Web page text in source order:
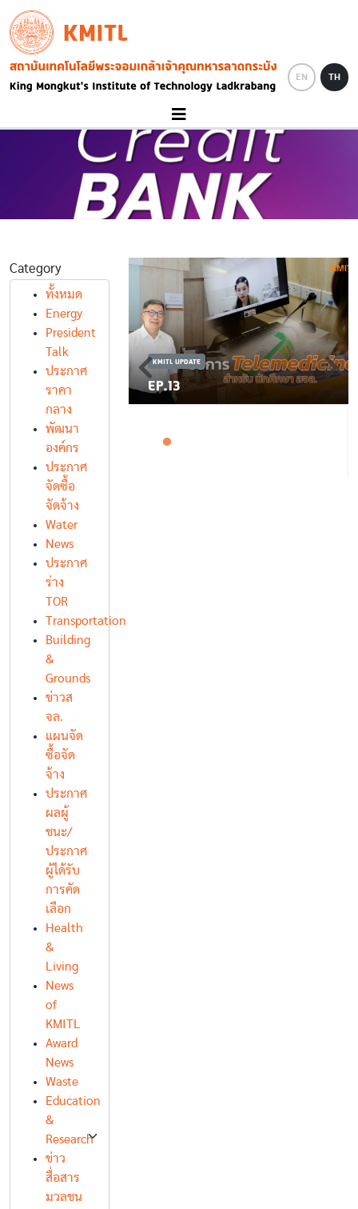
Skip to main content
KMITL
Image
EN TH
Category
ทั้งหมด
Energy
President
Talk
ประกาศ
ราคา
กลาง
พัฒนา
องค์กร
ประกาศ
จัดซื้อ
จัดจ้าง
Water
News
ประกาศ
ร่าง
TOR
Transportation
Building
&
Grounds
ข่าวส
จล.
แผนจัด
ซื้อจัด
จ้าง
ประกาศ
ผลผู้
ชนะ/
ประกาศ
ผู้ได้รับ
การคัด
เลือก
Health
&
Living
News
of
KMITL
Award
News
Waste
Education
&
Research
ข่าว
สื่อสาร
มวลชน
KMITL UPDATE
EP.13